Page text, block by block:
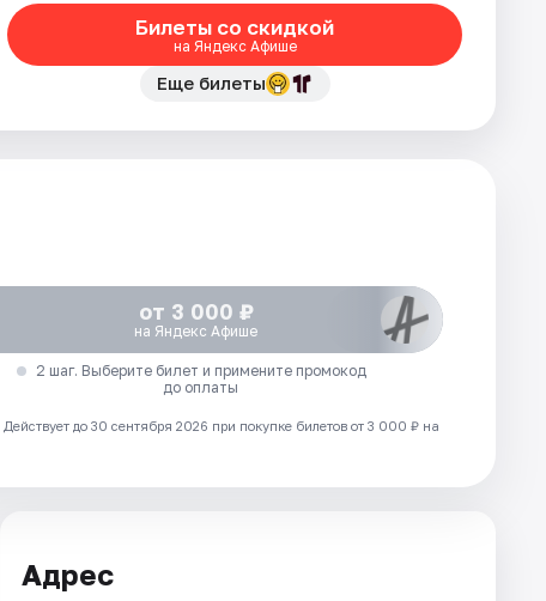
Билеты со скидкой
на Яндекс Афише
Еще билеты
от 3 000 ₽
на Яндекс Афише
2 шаг. Выберите билет и примените промокод
до оплаты
Действует до 30 сентября 2026 при покупке билетов от 3 000 ₽ на
Адрес